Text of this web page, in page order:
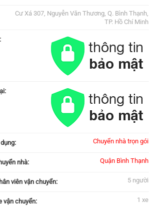
Cư Xá 307, Nguyễn Văn Thương, Q. Bình Thạnh,
TP. Hồ Chí Minh
Chuyển nhà trọn gói
nhà: Quận Bình Thạnh
viên vận chuyển: 5 người
vận chuyển: 1 xe